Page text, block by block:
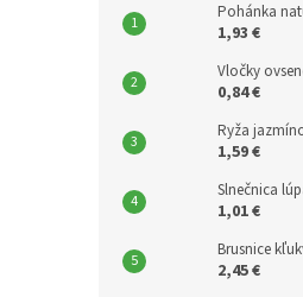
Pohánka
1,93 €
Vločky
0,84 €
Ryža
1,59 €
Slnečnica
1,01 €
Brusnice
2,45 €